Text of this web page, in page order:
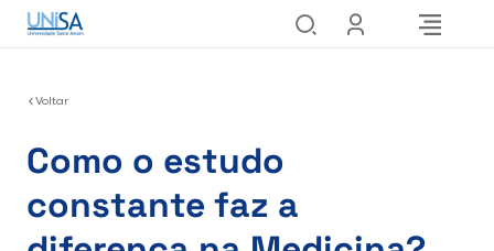
Voltar
Como o estudo
constante faz a